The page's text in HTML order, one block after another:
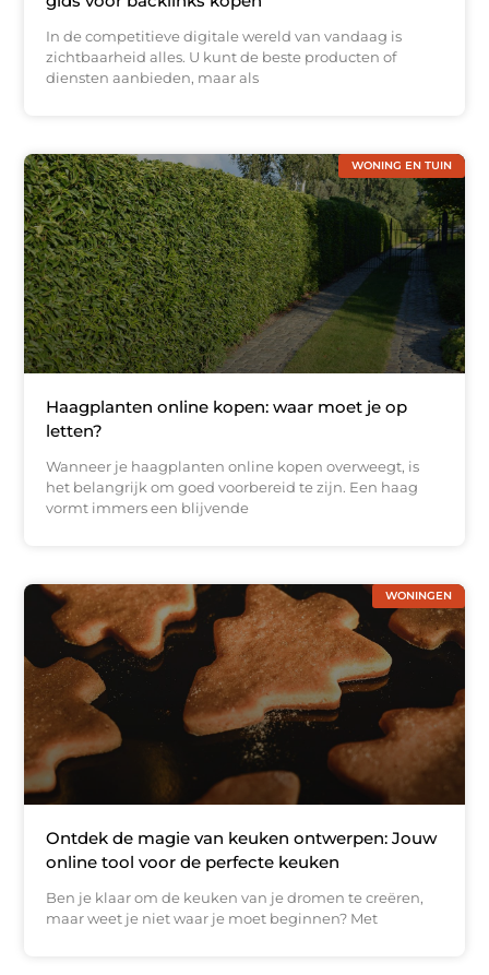
In de competitieve digitale wereld van vandaag is
zichtbaarheid alles. U kunt de beste producten of
diensten aanbieden, maar als
WONING EN TUIN
Haagplanten online kopen: waar moet je op
letten?
Wanneer je haagplanten online kopen overweegt, is
het belangrijk om goed voorbereid te zijn. Een haag
vormt immers een blijvende
WONINGEN
Ontdek de magie van keuken ontwerpen: Jouw
online tool voor de perfecte keuken
Ben je klaar om de keuken van je dromen te creëren,
maar weet je niet waar je moet beginnen? Met